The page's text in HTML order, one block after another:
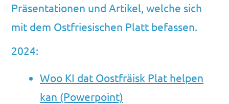
Präsentationen und Artikel, welche sich
mit dem Ostfriesischen Platt befassen.
2024:
Woo KI dat Oostfräisk Plat helpen
kan (Powerpoint)